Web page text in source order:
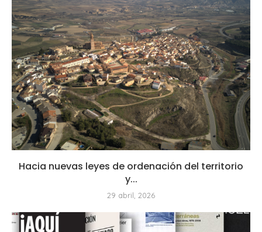
Hacia nuevas leyes de ordenación del territorio
y...
29 abril, 2026